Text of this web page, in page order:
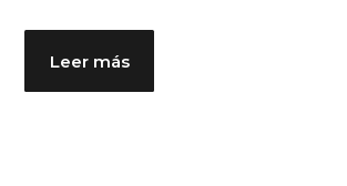
Leer más